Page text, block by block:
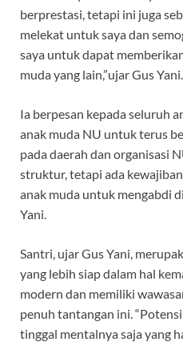
berprestasi, tetapi ini juga
melekat untuk saya dan
saya untuk dapat
muda yang lain,”ujar Gus Yani.
Ia berpesan kepada seluruh
anak muda NU untuk terus
pada daerah dan organisasi
struktur, tetapi ada
anak muda untuk mengabdi
Yani.
Santri, ujar Gus Yani,
yang lebih siap dalam hal
modern dan memiliki
penuh tantangan ini.
tinggal mentalnya saja yang